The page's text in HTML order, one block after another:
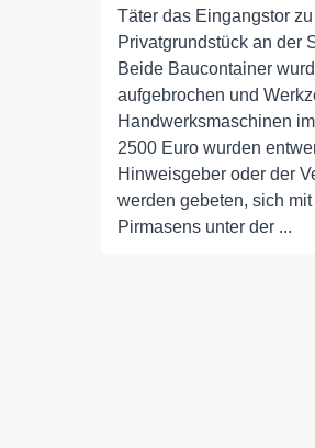
Täter das Eingangstor
Privatgrundstück an der
Beide Baucontainer
aufgebrochen und
Handwerksmaschinen
2500 Euro wurden
Hinweisgeber oder der
werden gebeten, sich
Pirmasens unter der ...